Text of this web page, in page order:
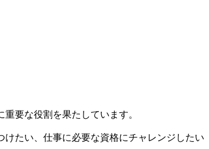
要な役割を果たしています。
たい、仕事に必要な資格にチャレンジしたい